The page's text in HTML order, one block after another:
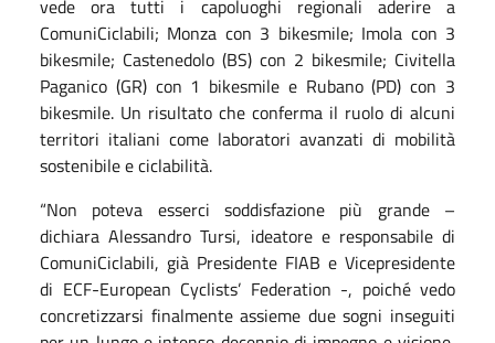
vede ora tutti i capoluoghi regionali aderire a
ComuniCiclabili; Monza con 3 bikesmile; Imola con 3
bikesmile; Castenedolo (BS) con 2 bikesmile; Civitella
Paganico (GR) con 1 bikesmile e Rubano (PD) con 3
bikesmile. Un risultato che conferma il ruolo di alcuni
territori italiani come laboratori avanzati di mobilità
sostenibile e ciclabilità.
“Non poteva esserci soddisfazione più grande –
dichiara Alessandro Tursi, ideatore e responsabile di
ComuniCiclabili, già Presidente FIAB e Vicepresidente
di ECF-European Cyclists’ Federation -, poiché vedo
concretizzarsi finalmente assieme due sogni inseguiti